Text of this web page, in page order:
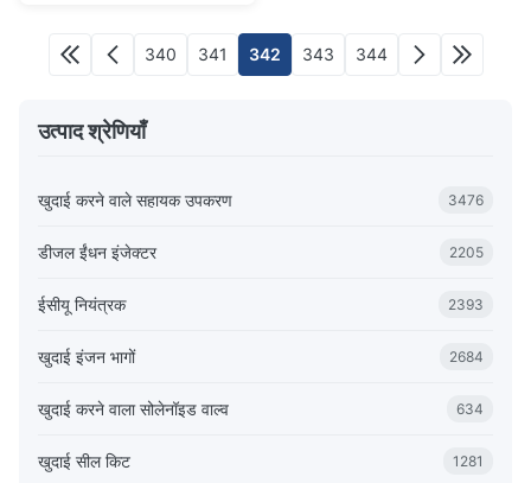
340 341 342 343 344
उत्पाद श्रेणियाँ
खुदाई करने वाले सहायक उपकरण 3476
डीजल ईंधन इंजेक्टर 2205
ईसीयू नियंत्रक 2393
खुदाई इंजन भागों 2684
खुदाई करने वाला सोलेनॉइड वाल्व 634
खुदाई सील किट 1281